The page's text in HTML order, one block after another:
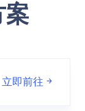
案
立即前往